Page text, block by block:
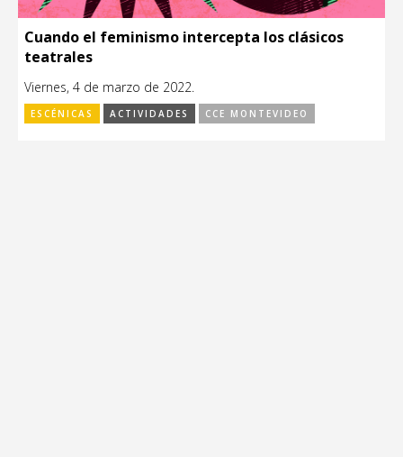
Cuando el feminismo intercepta los clásicos
teatrales
Viernes, 4 de marzo de 2022.
ESCÉNICAS ACTIVIDADES CCE MONTEVIDEO